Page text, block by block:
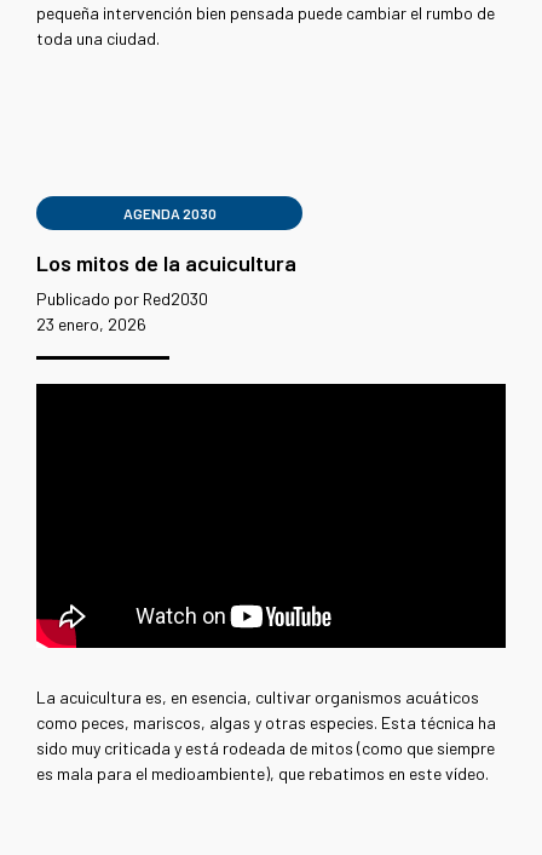
pequeña intervención bien pensada puede cambiar el rumbo de
toda una ciudad.
AGENDA 2030
Los mitos de la acuicultura
Publicado por Red2030
23 enero, 2026
La acuicultura es, en esencia, cultivar organismos acuáticos
como peces, mariscos, algas y otras especies. Esta técnica ha
sido muy criticada y está rodeada de mitos (como que siempre
es mala para el medioambiente), que rebatimos en este vídeo.